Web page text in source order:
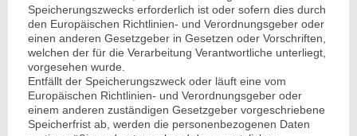
Speicherungszwecks erforderlich ist oder sofern dies durch
den Europäischen Richtlinien- und Verordnungsgeber oder
einen anderen Gesetzgeber in Gesetzen oder Vorschriften,
welchen der für die Verarbeitung Verantwortliche unterliegt,
vorgesehen wurde.
Entfällt der Speicherungszweck oder läuft eine vom
Europäischen Richtlinien- und Verordnungsgeber oder
einem anderen zuständigen Gesetzgeber vorgeschriebene
Speicherfrist ab, werden die personenbezogenen Daten